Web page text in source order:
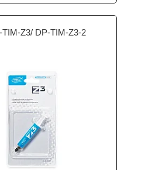
TIM-Z3/ DP-TIM-Z3-2